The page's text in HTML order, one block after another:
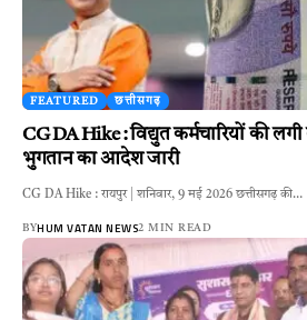
FEATURED छत्तीसगढ़
CG DA Hike : विद्युत कर्मचारियों की लगी
भुगतान का आदेश जारी
CG DA Hike : रायपुर | शनिवार, 9 मई 2026 छत्तीसगढ़ की…
BYHUM VATAN NEWS2 MIN READ